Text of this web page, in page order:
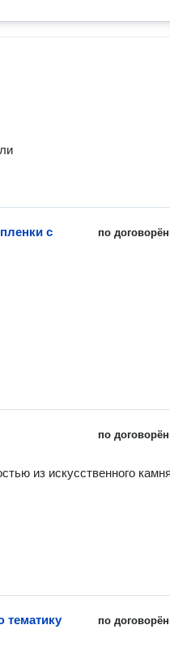
по
с
по
из искусственного
по
тематику